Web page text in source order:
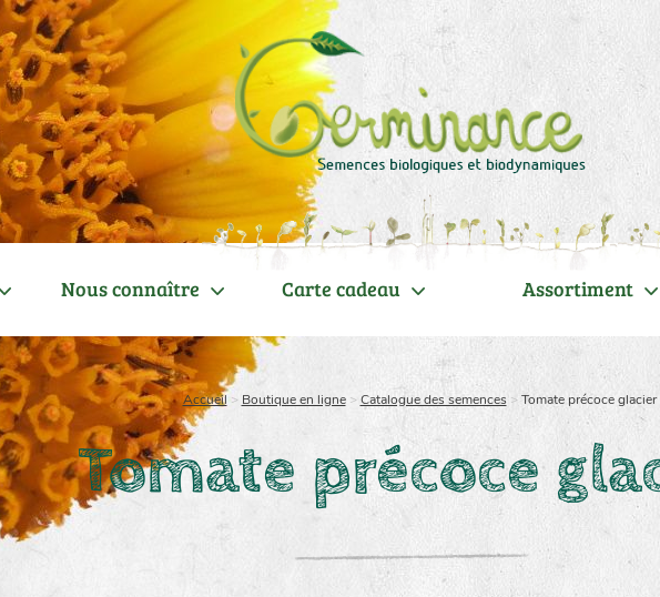
Nous connaître Carte cadeau Assortiment
Accueil > Boutique en ligne>Catalogue des semences >Tomate précoce glacier
Tomate précoce